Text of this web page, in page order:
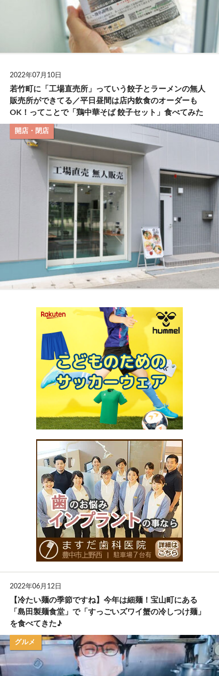
2022年07月10日
若竹町に「工場直売所」っていう餃子とラーメンの無人
販売所ができてる／平日昼間は店内飲食のオーダーも
OK！ってことで「鶏中華そば 餃子セット」食べてみた
開店・閉店
2022年06月12日
【冷たい麺の季節ですね】今年は細麺！宝山町にある
「島田製麺食堂」で「すっごいズワイ蟹の冷しつけ麺」
を食べてきた♪
グルメ